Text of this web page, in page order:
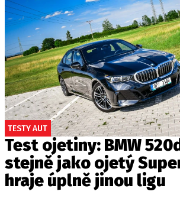
TESTY AUT
Test ojetiny: BMW
stejně jako ojetý
hraje úplně jinou ligu